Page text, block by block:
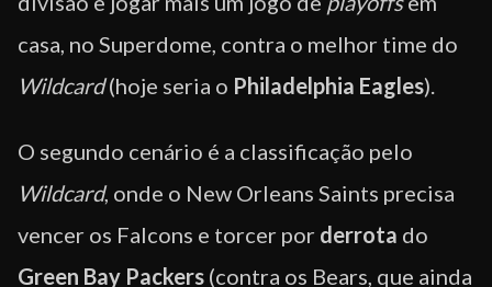
casa, no Superdome, contra o melhor time do
Wildcard(hoje seria o Philadelphia Eagles).
O segundo cenário é a classificação pelo
Wildcard, onde o New Orleans Saints precisa
vencer os Falcons e torcer por derrota do
Green Bay Packers (contra os Bears, que ainda